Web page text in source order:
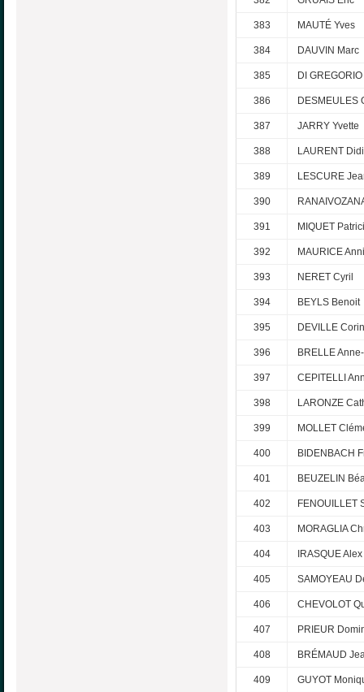
383 MAUTÉ Yves
384 DAUVIN Marc
385 DI
386 DESMEULES
387 JARRY Yvette
388 LAURENT
389 LESCURE
390
391 MIQUET
392 MAURICE
393 NERET Cyril
394 BEYLS Benoit
395 DEVILLE
396 BRELLE
397 CEPITELLI
398 LARONZE
399 MOLLET
400 BIDENBACH
401 BEUZELIN
402 FENOUILLET
403 MORAGLIA
404 IRASQUE Alex
405 SAMOYEAU
406 CHEVOLOT
407 PRIEUR
408 BRÉMAUD
409 GUYOT